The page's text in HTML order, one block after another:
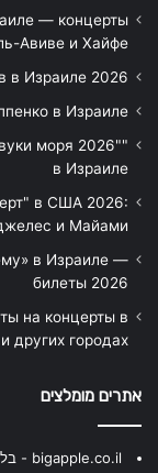
— концерты
Авиве и Хайфе
в Израиле 2026
в Израиле
моря 2026"
в Израиле
в США 2026:
и Майами
в Израиле —
билеты 2026
на концерты в
других городах
אתרים מומלצים
bigapple.co.il - בלוג בניית אתרים